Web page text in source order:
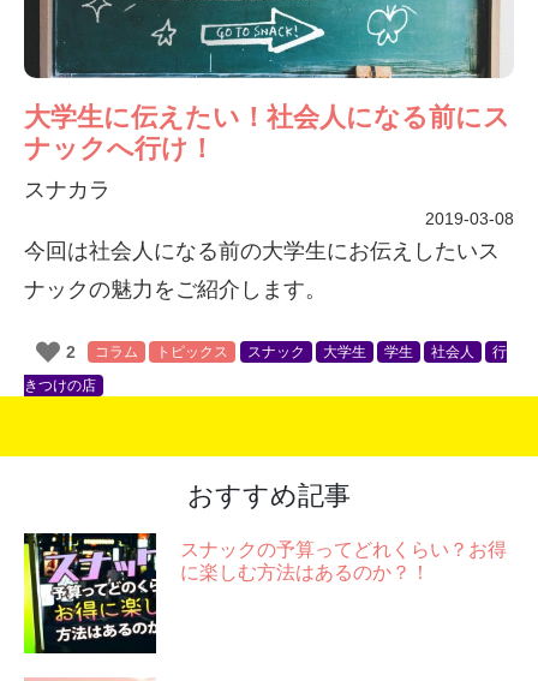
大学生に伝えたい！社会人になる前にス
ナックへ行け！
スナカラ
2019-03-08
今回は社会人になる前の大学生にお伝えしたいス
ナックの魅力をご紹介します。
2 コラム トピックス スナック 大学生 学生 社会人
行
きつけの店
おすすめ記事
スナックの予算ってどれくらい？お得
に楽しむ方法はあるのか？！